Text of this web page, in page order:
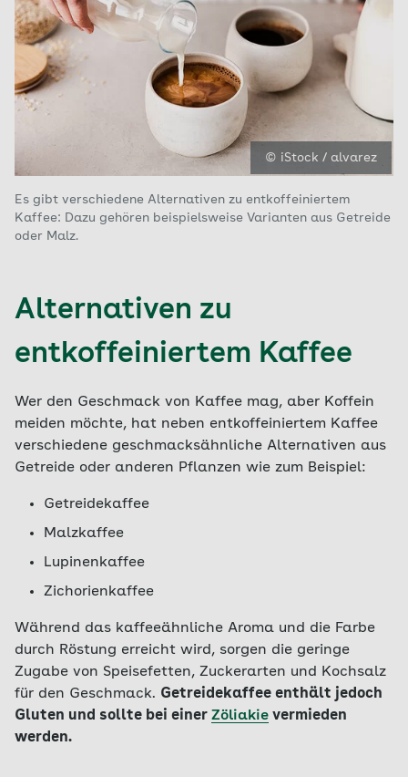
© iStock / alvarez
Es gibt verschiedene Alternativen zu entkoffeiniertem
Kaffee: Dazu gehören beispielsweise Varianten aus Getreide
oder Malz.
Alternativen zu
entkoffeiniertem Kaffee
Wer den Geschmack von Kaffee mag, aber Koffein
meiden möchte, hat neben entkoffeiniertem Kaffee
verschiedene geschmacksähnliche Alternativen aus
Getreide oder anderen Pflanzen wie zum Beispiel:
Getreidekaffee
Malzkaffee
Lupinenkaffee
Zichorienkaffee
Während das kaffeeähnliche Aroma und die Farbe
durch Röstung erreicht wird, sorgen die geringe
Zugabe von Speisefetten, Zuckerarten und Kochsalz
für den Geschmack. Getreidekaffee enthält jedoch
Gluten und sollte bei einer Zöliakie vermieden
werden.